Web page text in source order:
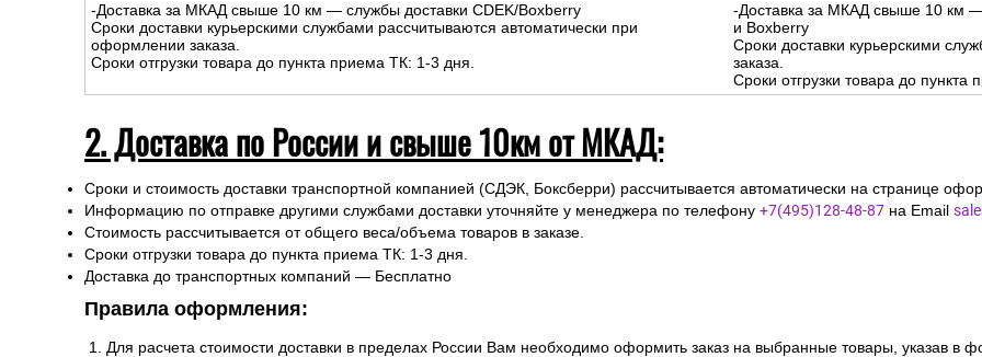
-Доставка за МКАД свыше 10 км — службы доставки CDEK/Boxberry
Сроки доставки курьерскими службами рассчитываются автоматически при
оформлении заказа.
Сроки отгрузки товара до пункта приема ТК: 1-3 дня.
-Доставка за МКАД свыше 10 км —
и Boxberry
Сроки доставки курьерскими
заказа.
Сроки отгрузки товара до пункта
2. Доставка по России и свыше 10км от МКАД:
Сроки и стоимость доставки транспортной компанией (СДЭК, Боксберри) рассчитывается автоматически на странице
Информацию по отправке другими службами доставки уточняйте у менеджера по телефону +7(495)128-48-87 на Email
Стоимость рассчитывается от общего веса/объема товаров в заказе.
Сроки отгрузки товара до пункта приема ТК: 1-3 дня.
Доставка до транспортных компаний — Бесплатно
Правила оформления:
Для расчета стоимости доставки в пределах России Вам необходимо оформить заказ на выбранные товары, указав в